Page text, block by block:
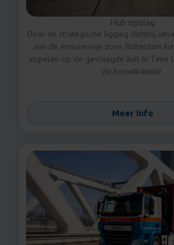
Hub opslag
Door de strategische ligging dichtbij
aan de emissievrije zone Rotterdam
inspelen op de gevraagde Just In Time
de bouwbranche.
Meer info